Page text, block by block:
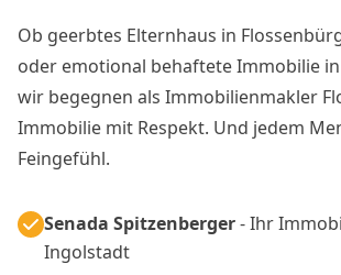
Ob geerbtes Elternhaus in
oder emotional behaftete Immobilie
wir begegnen als Immobilienmakler
Immobilie mit Respekt. Und jedem
Feingefühl.
Senada Spitzenberger- Ihr
Ingolstadt